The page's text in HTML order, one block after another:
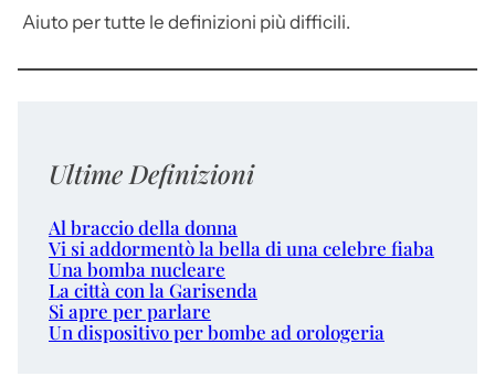
Aiuto per tutte le definizioni più difficili.
Ultime Definizioni
Al braccio della donna
Vi si addormentò la bella di una celebre fiaba
Una bomba nucleare
La città con la Garisenda
Si apre per parlare
Un dispositivo per bombe ad orologeria